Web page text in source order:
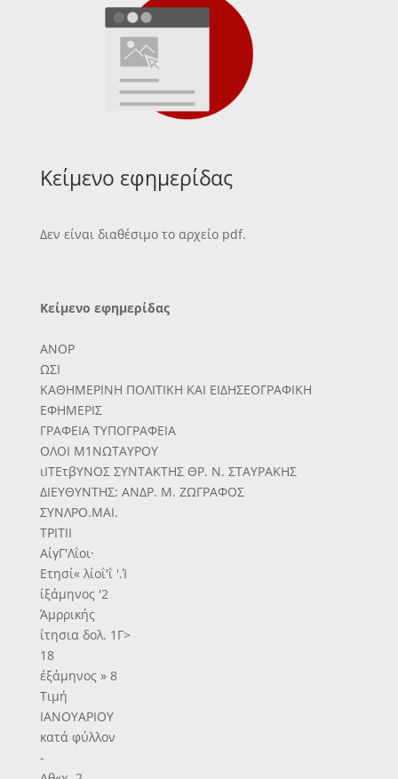
Κείμενο εφημερίδας
Δεν είναι διαθέσιμο το αρχείο pdf.
Κείμενο εφημερίδας
ΑΝΟΡ
ΩΣΙ
ΚΑΘΗΜΕΡΙΝΗ ΠΟΛΙΤΙΚΗ ΚΑΙ ΕΙΔΗΣΕΟΓΡΑΦΙΚΗ
ΕΦΗΜΕΡΙΣ
ΓΡΑΦΕΙΑ ΤΥΠΟΓΡΑΦΕΙΑ
ΟΛΟΙ Μ1ΝΩΤΑΥΡΟΥ
ιΙΤΕτβΥΝΟΣ ΣΥΝΤΑΚΤΗΣ ΘΡ. Ν. ΣΤΑΥΡΑΚΗΣ
ΔΙΕΥΘΥΝΤΗΣ: ΑΝΔΡ. Μ. ΖΩΓΡΑΦΟΣ
ΣΥΝΛΡΟ.ΜΑΙ.
ΤΡΙΤΙΙ
ΑίγΓ'Λΐοι·
Ετησί« λίοΐ'ΐ '.Ί
ίξάμηνος '2
Άμρρικής
ίτησια δολ. 1Γ>
18
έξάμηνος » 8
Τιμή
ΙΑΝΟΥΑΡΙΟΥ
κατά φύλλον
-